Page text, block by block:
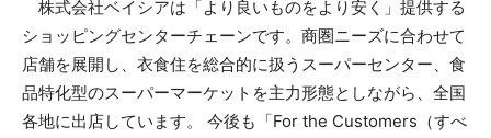
株式会社ベイシアは「より良いものをより安く」提供する
ショッピングセンターチェーンです。商圏ニーズに合わせて
店舗を展開し、衣食住を総合的に扱うスーパーセンター、食
品特化型のスーパーマーケットを主力形態としながら、全国
各地に出店しています。 今後も「For the Customers（すべ